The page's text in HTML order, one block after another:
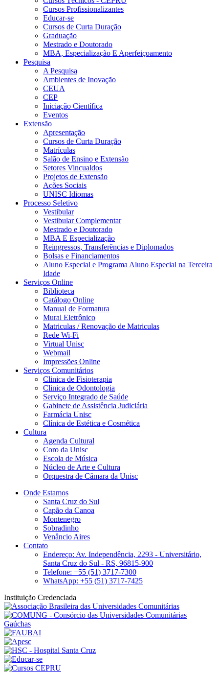
Cursos Profissionalizantes
Educar-se
Cursos de Curta Duração
Graduação
Mestrado e Doutorado
MBA, Especialização E Aperfeiçoamento
Pesquisa
A Pesquisa
Ambientes de Inovação
CEUA
CEP
Iniciação Científica
Eventos
Extensão
Apresentação
Cursos de Curta Duração
Matrículas
Salão de Ensino e Extensão
Setores Vincualdos
Projetos de Extensão
Ações Sociais
UNISC Idiomas
Processo Seletivo
Vestibular
Vestibular Complementar
Mestrado e Doutorado
MBA E Especialização
Reingressos, Transferências e Diplomados
Bolsas e Financiamentos
Aluno Especial e Programa Aluno Especial na Terceira
Idade
Serviços Online
Biblioteca
Catálogo Online
Manual de Formatura
Mural Eletrônico
Matriculas / Renovação de Matriculas
Rede Wi-Fi
Virtual Unisc
Webmail
Impressões Online
Serviços Comunitários
Clinica de Fisioterapia
Clinica de Odontologia
Serviço Integrado de Saúde
Gabinete de Assistência Judiciária
Farmácia Unisc
Clínica de Estética e Cosmética
Cultura
Agenda Cultural
Coro da Unisc
Escola de Música
Núcleo de Arte e Cultura
Orquestra de Câmara da Unisc
Onde Estamos
Santa Cruz do Sul
Capão da Canoa
Montenegro
Sobradinho
Venâncio Aires
Contato
Endereço: Av. Independência, 2293 - Universitário,
Santa Cruz do Sul - RS, 96815-900
Telefone: +55 (51) 3717-7300
WhatsApp: +55 (51) 3717-7425
Instituição Credenciada